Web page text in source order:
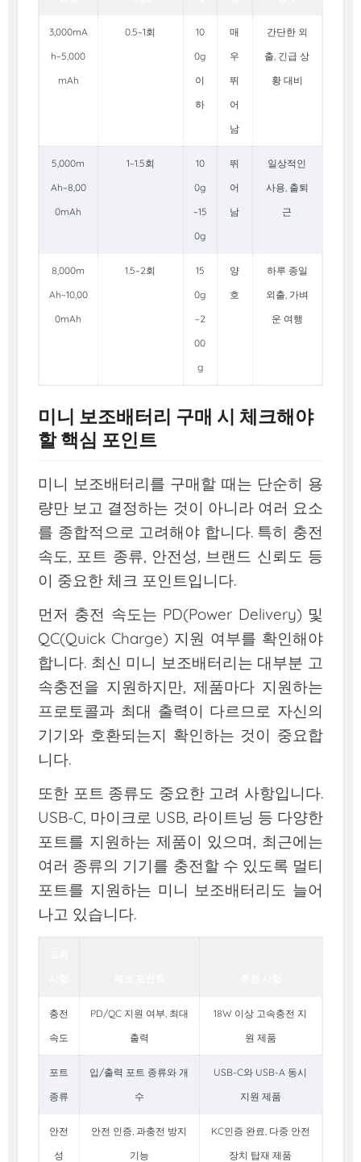
3,000mA
h~5,000
mAh
0.5~1회
10
0g
이
하
매
우
뛰
어
남
간단한 외
출, 긴급 상
황 대비
5,000m
Ah~8,00
0mAh
1~1.5회
10
0g
~15
0g
뛰
어
남
일상적인
사용, 출퇴
근
8,000m
Ah~10,00
0mAh
1.5~2회
15
0g
~2
00
g
양
호
하루 종일
외출, 가벼
운 여행
미니 보조배터리 구매 시 체크해야
할 핵심 포인트
미니 보조배터리를 구매할 때는 단순히 용
량만 보고 결정하는 것이 아니라 여러 요소
를 종합적으로 고려해야 합니다. 특히 충전
속도, 포트 종류, 안전성, 브랜드 신뢰도 등
이 중요한 체크 포인트입니다.
먼저 충전 속도는 PD(Power Delivery) 및
QC(Quick Charge) 지원 여부를 확인해야
합니다. 최신 미니 보조배터리는 대부분 고
속충전을 지원하지만, 제품마다 지원하는
프로토콜과 최대 출력이 다르므로 자신의
기기와 호환되는지 확인하는 것이 중요합
니다.
또한 포트 종류도 중요한 고려 사항입니다.
USB-C, 마이크로 USB, 라이트닝 등 다양한
포트를 지원하는 제품이 있으며, 최근에는
여러 종류의 기기를 충전할 수 있도록 멀티
포트를 지원하는 미니 보조배터리도 늘어
나고 있습니다.
충전
속도
PD/QC 지원 여부, 최대
출력
18W 이상 고속충전 지
원 제품
포트
종류
입/출력 포트 종류와 개
수
USB-C와 USB-A 동시
지원 제품
안전
성
안전 인증, 과충전 방지
기능
KC인증 완료, 다중 안전
장치 탑재 제품